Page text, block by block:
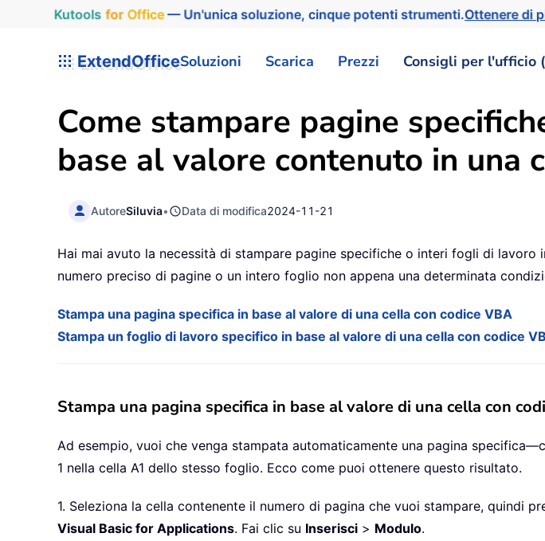
Kutools for Office— Un'unica soluzione, cinque potenti strumenti.Ottenere di
ExtendOfficeSoluzioni Scarica Prezzi Consigli per l'ufficio
Come stampare pagine
base al valore contenuto in una
AutoreSiluvia• Data di modifica2024-11-21
Hai mai avuto la necessità di stampare pagine specifiche o interi fogli di
numero preciso di pagine o un intero foglio non appena una determinata
Stampa una pagina specifica in base al valore di una cella con codice VBA
Stampa un foglio di lavoro specifico in base al valore di una cella con codice
Stampa una pagina specifica in base al valore di una cella con
Ad esempio, vuoi che venga stampata automaticamente una pagina
1 nella cella A1 dello stesso foglio. Ecco come puoi ottenere questo risultato.
1. Seleziona la cella contenente il numero di pagina che vuoi stampare, quindi
Visual Basic for Applications. Fai clic su Inserisci > Modulo.